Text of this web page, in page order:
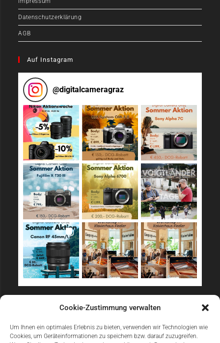
Cookie-Zustimmung verwalten
Um Ihnen ein optimales Erlebnis zu bieten, verwenden wir Technologien wie
Cookies, um Geräteinformationen zu speichern bzw. darauf zuzugreifen.
Datenschutzerklärung
AGB
Auf Instagram
@digitalcameragraz
Sicher Einkaufen